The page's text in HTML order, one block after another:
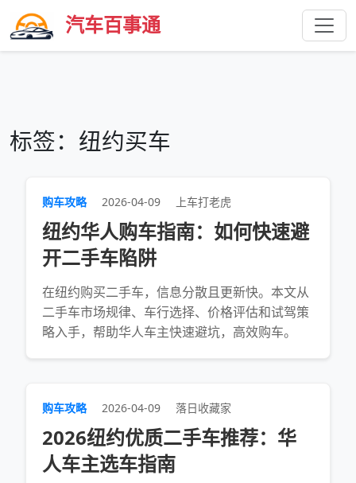
汽车百事通
标签：纽约买车
购车攻略 2026-04-09 上车打老虎
纽约华人购车指南：如何快速避
开二手车陷阱
在纽约购买二手车，信息分散且更新快。本文从
二手车市场规律、车行选择、价格评估和试驾策
略入手，帮助华人车主快速避坑，高效购车。
购车攻略 2026-04-09 落日收藏家
2026纽约优质二手车推荐：华
人车主选车指南